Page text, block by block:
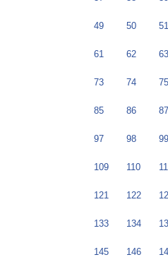
49 50 51
61 62 63
73 74 75
85 86 87
97 98 99
109 110
121 122
133 134
145 146